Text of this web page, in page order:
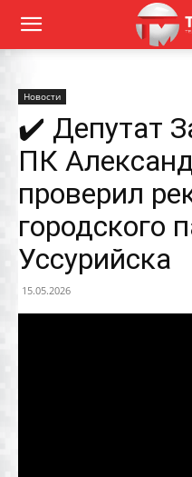
Новости
✔️ Депутат
ПК
проверил
городского
Уссурийска
15.05.2026